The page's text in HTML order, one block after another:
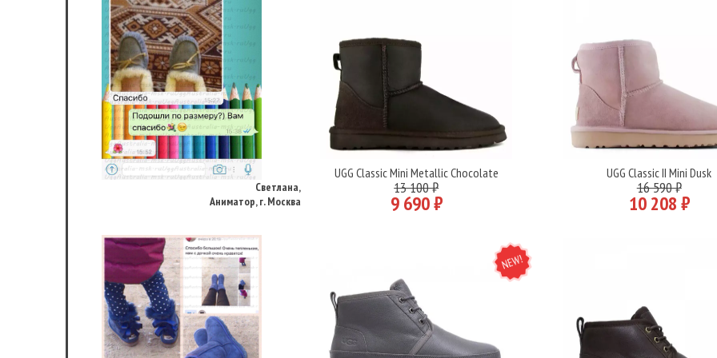
Светлана,
Аниматор, г. Москва
Подробнее
UGG Classic Mini Metallic Chocolate
13 100 ₽
9 690 ₽
Подробнее
UGG Classic II Mini Dusk
16 590 ₽
10 208 ₽
NEW